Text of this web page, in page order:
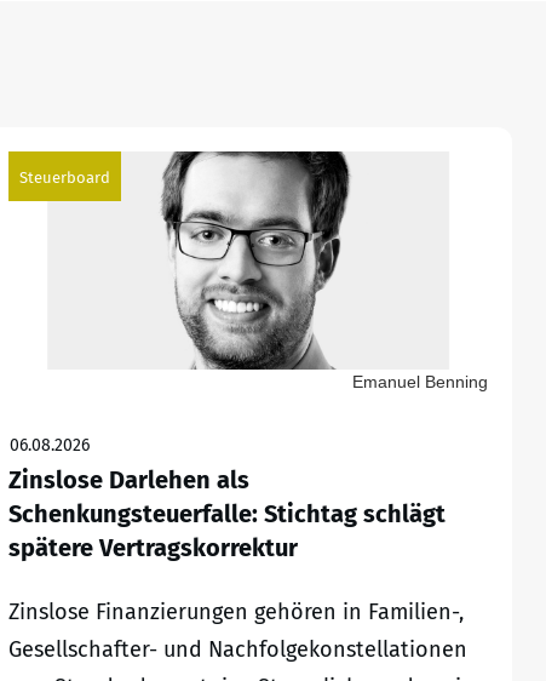
Steuerboard
Emanuel Benning
06.08.2026
Zinslose Darlehen als
Schenkungsteuerfalle: Stichtag schlägt
spätere Vertragskorrektur
Zinslose Finanzierungen gehören in Familien-,
Gesellschafter- und Nachfolgekonstellationen